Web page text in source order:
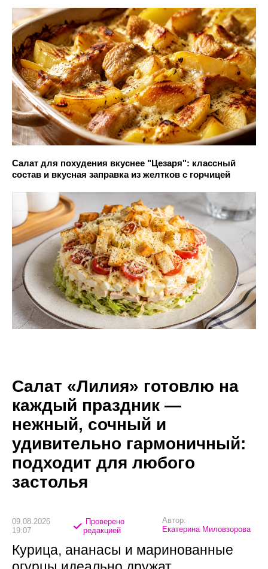
Салат для похудения вкуснее "Цезаря": классный
состав и вкусная заправка из желтков с горчицей
Салат «Лилия» готовлю на
каждый праздник —
нежный, сочный и
удивительно гармоничный:
подходит для любого
застолья
09.08.2026
19:07
Проверено
редакцией
Автор:
Екатерина Миловзорова
Курица, ананасы и маринованные